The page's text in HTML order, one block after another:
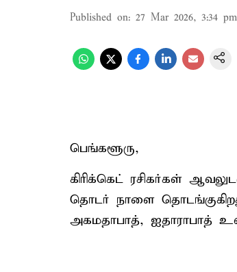
Published on: 27 Mar 2026, 3:34 pm
பெங்களூரு,
கிரிக்கெட் ரசிகர்கள்
தொடர் நாளை
அகமதாபாத், ஐதாராபாத்